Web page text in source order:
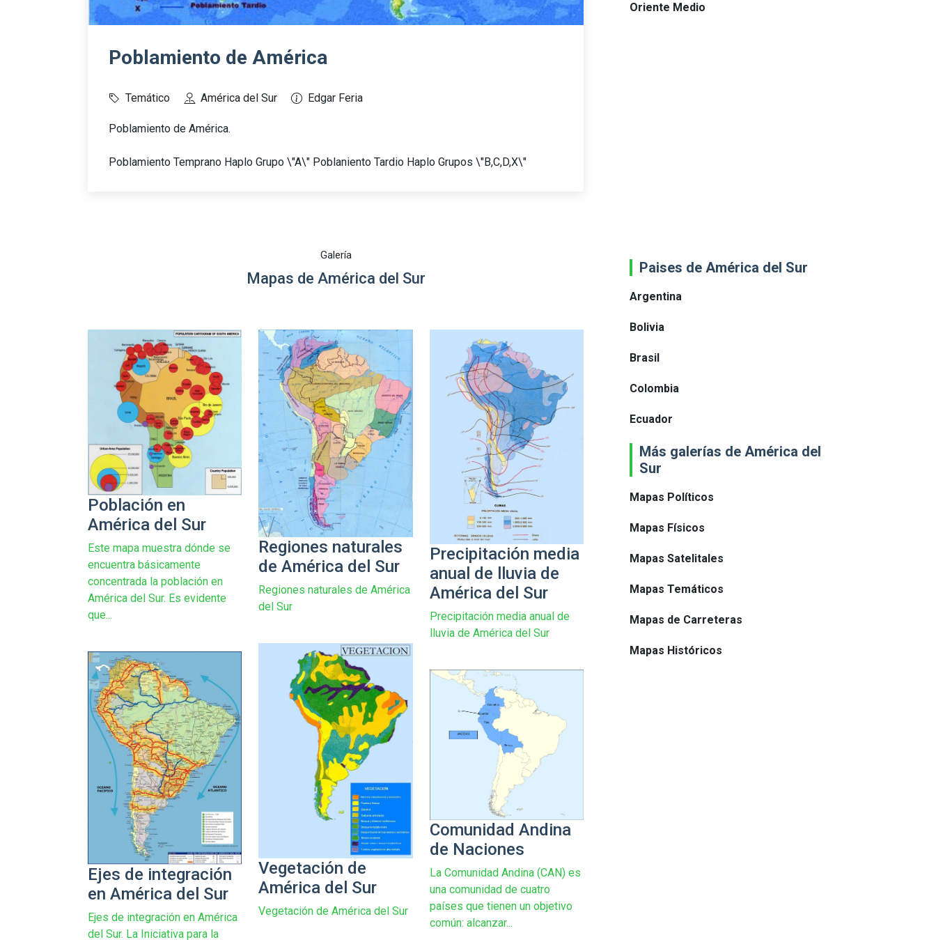
Poblamiento de América
Temático América del Sur Edgar Feria
Poblamiento de América.
Poblamiento Temprano Haplo Grupo \"A\" Poblaniento Tardio Haplo Grupos \"B,C,D,X\"
Galería
Mapas de América del Sur
Población en
América del Sur
Este mapa muestra dónde se
encuentra básicamente
concentrada la población en
América del Sur. Es evidente
que...
Regiones naturales
de América del Sur
Regiones naturales de América
del Sur
Precipitación media
anual de lluvia de
América del Sur
Precipitación media anual de
lluvia de América del Sur
Vegetación de
América del Sur
Vegetación de América del Sur
Ejes de integración
en América del Sur
Ejes de integración en América
del Sur. La Iniciativa para la
Comunidad Andina
de Naciones
La Comunidad Andina (CAN) es
una comunidad de cuatro
países que tienen un objetivo
común: alcanzar...
Oriente Medio
Paises de América del Sur
Argentina
Bolivia
Brasil
Colombia
Ecuador
Más galerías de América del
Sur
Mapas Políticos
Mapas Físicos
Mapas Satelitales
Mapas Temáticos
Mapas de Carreteras
Mapas Históricos